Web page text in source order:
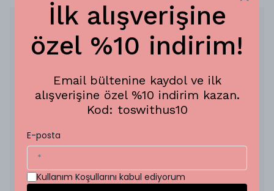
Ürün Açıklaması
Sun-Kissed Cities Collection
To's ürünlerinin ince dokusu sayesinde,
ürünleri hem bandana hem de fular olarak
rahatlıkla kullanabilirsin.
%100 Pamuk
Desenler To's için özel olarak tasarlanmıştır.
Dijital baskı tekniği kullanılarak üretilmiştir.
OEKO-TEX Standard 100 ve Global Organik Tekstil
Standartları (GOTS) kurallarına uygun olarak
üretilmektedir.
İlk alışverişine
özel %10 indirim!
Email bültenine kaydol ve ilk
alışverişine özel %10 indirim kazan.
Kod: toswithus10
E-posta
Kullanım Koşullarını kabul ediyorum